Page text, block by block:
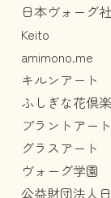
日本ヴォーグ
Keito
amimono.me
キルンアート
ふしぎな花倶
プラントアート
グラスアート
ヴォーグ学園
公益財団法人